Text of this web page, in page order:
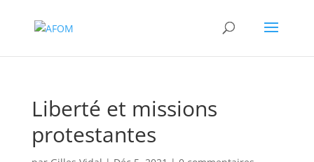
Liberté et missions
protestantes